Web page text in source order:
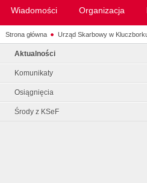
Wiadomości Organizacja
Strona główna Urząd Skarbowy w
Aktualności
Komunikaty
Osiągnięcia
Środy z KSeF